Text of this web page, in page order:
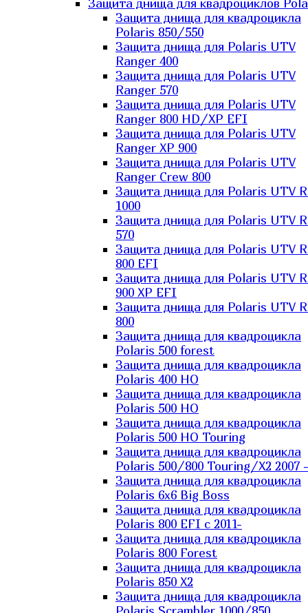
Защита днища для квадроциклов
Защита днища для квадроцикла
Polaris 850/550
Защита днища для Polaris UTV
Ranger 400
Защита днища для Polaris UTV
Ranger 570
Защита днища для Polaris UTV
Ranger 800 HD/XP EFI
Защита днища для Polaris UTV
Ranger XP 900
Защита днища для Polaris UTV
Ranger Сrew 800
Защита днища для Polaris UTV
1000
Защита днища для Polaris UTV
570
Защита днища для Polaris UTV
800 EFI
Защита днища для Polaris UTV
900 XP EFI
Защита днища для Polaris UTV
800
Защита днища для квадроцикла
Polaris 500 forest
Защита днища для квадроцикла
Polaris 400 HO
Защита днища для квадроцикла
Polaris 500 HO
Защита днища для квадроцикла
Polaris 500 HO Touring
Защита днища для квадроцикла
Polaris 500/800 Touring/X2 2007 -
Защита днища для квадроцикла
Polaris 6х6 Big Boss
Защита днища для квадроцикла
Polaris 800 EFI с 2011-
Защита днища для квадроцикла
Polaris 800 Forest
Защита днища для квадроцикла
Polaris 850 X2
Защита днища для квадроцикла